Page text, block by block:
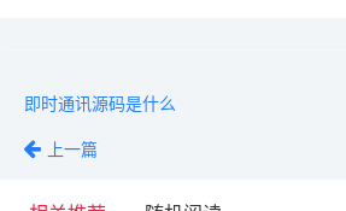
即时通讯源码是什么
上一篇